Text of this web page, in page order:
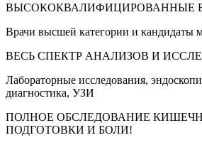
ВЫСОКОКВАЛИФИЦИРОВАННЫЕ
Врачи высшей категории и кандидаты
ВЕСЬ СПЕКТР АНАЛИЗОВ И
Лабораторные исследования,
диагностика, УЗИ
ПОЛНОЕ ОБСЛЕДОВАНИЕ
ПОДГОТОВКИ И БОЛИ!